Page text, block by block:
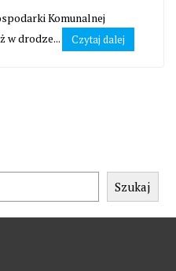
Komunalnej
w drodze...
Czytaj dalej
Szukaj